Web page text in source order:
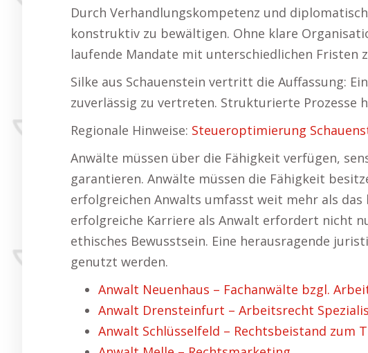
Durch Verhandlungskompetenz und
konstruktiv zu bewältigen. Ohne klare
laufende Mandate mit unterschiedlichen Fristen
Silke aus Schauenstein vertritt die Auffassung:
zuverlässig zu vertreten. Strukturierte
Regionale Hinweise: Steueroptimierung
Anwälte müssen über die Fähigkeit verfügen,
garantieren. Anwälte müssen die Fähigkeit
erfolgreichen Anwalts umfasst weit mehr als
erfolgreiche Karriere als Anwalt erfordert nicht
ethisches Bewusstsein. Eine herausragende
genutzt werden.
Anwalt Neuenhaus – Fachanwälte bzgl.
Anwalt Drensteinfurt – Arbeitsrecht
Anwalt Schlüsselfeld – Rechtsbeistand zum